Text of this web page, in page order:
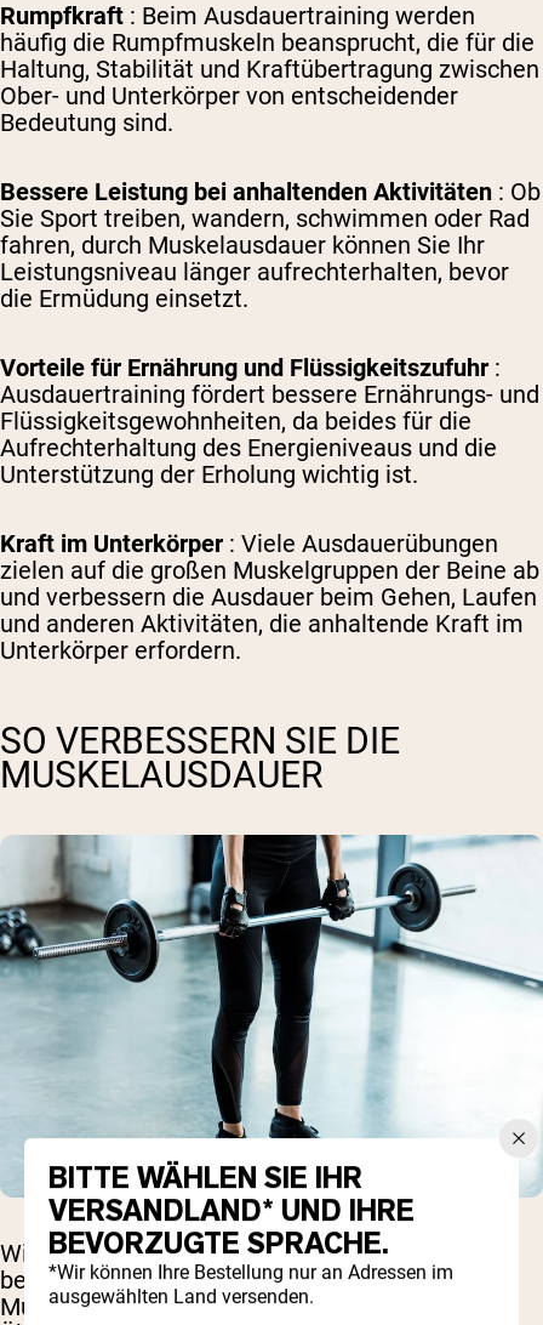
Rumpfkraft : Beim Ausdauertraining werden
häufig die Rumpfmuskeln beansprucht, die für die
Haltung, Stabilität und Kraftübertragung zwischen
Ober- und Unterkörper von entscheidender
Bedeutung sind.
Bessere Leistung bei anhaltenden Aktivitäten : Ob
Sie Sport treiben, wandern, schwimmen oder Rad
fahren, durch Muskelausdauer können Sie Ihr
Leistungsniveau länger aufrechterhalten, bevor
die Ermüdung einsetzt.
Vorteile für Ernährung und Flüssigkeitszufuhr :
Ausdauertraining fördert bessere Ernährungs- und
Flüssigkeitsgewohnheiten, da beides für die
Aufrechterhaltung des Energieniveaus und die
Unterstützung der Erholung wichtig ist.
Kraft im Unterkörper : Viele Ausdauerübungen
zielen auf die großen Muskelgruppen der Beine ab
und verbessern die Ausdauer beim Gehen, Laufen
und anderen Aktivitäten, die anhaltende Kraft im
Unterkörper erfordern.
SO VERBESSERN SIE DIE
MUSKELAUSDAUER
Wie bei allem, was Sie verbessern möchten,
besteht der beste Weg zum Aufbau der
Muskelausdauer darin, sie durch progressive
BITTE WÄHLEN SIE IHR
VERSANDLAND* UND IHRE
BEVORZUGTE SPRACHE.
*Wir können Ihre Bestellung nur an Adressen im
ausgewählten Land versenden.